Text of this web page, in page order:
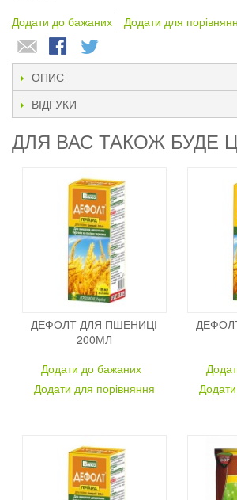
Додати до бажаних
Додати для
ОПИС
ВІДГУКИ
ДЛЯ ВАС ТАКОЖ БУДЕ
ДЕФОЛТ ДЛЯ ПШЕНИЦІ
200МЛ
Додати до бажаних
Додати для порівняння